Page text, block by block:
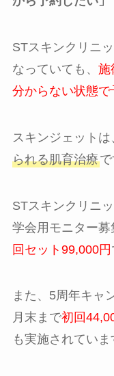
STスキンクリニ
なっていても、 施
分からない状態
スキンジェットは
られる肌育治療で
STスキンクリニ
学会用モニター
回セット99,000円
また、5周年キャ
月末まで初回
も実施されていま